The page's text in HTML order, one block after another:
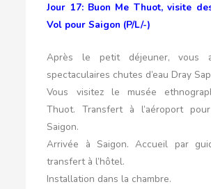
Jour 17: Buon Me Thuot, visite
Vol pour Saigon (P/L/-)
Après le petit déjeuner, vous
spectaculaires chutes d’eau Dray
Vous visitez le musée
Thuot. Transfert à l’aéroport
Saigon.
Arrivée à Saigon. Accueil par
transfert à l’hôtel.
Installation dans la chambre.